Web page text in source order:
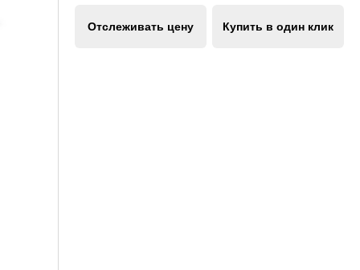
Отслеживать цену Купить в один клик